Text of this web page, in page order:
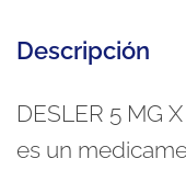
Descripción
DESLER 5 MG
es un